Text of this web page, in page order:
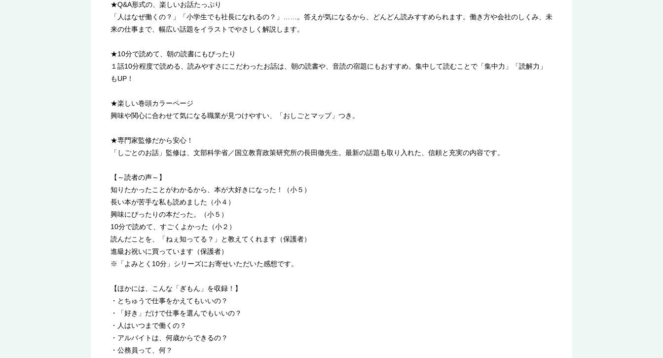
★Q&A形式の、楽しいお話たっぷり
「人はなぜ働くの？」「小学生でも社長になれるの？」……。答えが気になるから、どんどん読みすすめられます。働き方や会社のしくみ、未
来の仕事まで、幅広い話題をイラストでやさしく解説します。
★10分で読めて、朝の読書にもぴったり
１話10分程度で読める、読みやすさにこだわったお話は、朝の読書や、音読の宿題にもおすすめ。集中して読むことで「集中力」「読解力」
もUP！
★楽しい巻頭カラーページ
興味や関心に合わせて気になる職業が見つけやすい、「おしごとマップ」つき。
★専門家監修だから安心！
「しごとのお話」監修は、文部科学省／国立教育政策研究所の長田徹先生。最新の話題も取り入れた、信頼と充実の内容です。
【～読者の声～】
知りたかったことがわかるから、本が大好きになった！（小５）
長い本が苦手な私も読めました（小４）
興味にぴったりの本だった。（小５）
10分で読めて、すごくよかった（小２）
読んだことを、「ねぇ知ってる？」と教えてくれます（保護者）
進級お祝いに買っています（保護者）
※「よみとく10分」シリーズにお寄せいただいた感想です。
【ほかには、こんな「ぎもん」を収録！】
・とちゅうで仕事をかえてもいいの？
・「好き」だけで仕事を選んでもいいの？
・人はいつまで働くの？
・アルバイトは、何歳からできるの？
・公務員って、何？